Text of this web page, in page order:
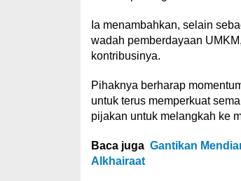
Ia menambahkan, selain
wadah pemberdayaan
kontribusinya.
Pihaknya berharap
untuk terus memperkuat
pijakan untuk melangkah ke
Baca juga Gantikan
Alkhairaat